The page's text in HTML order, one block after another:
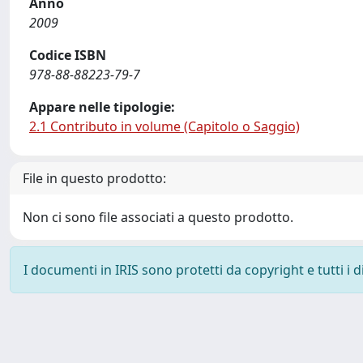
2009
Codice ISBN
978-88-88223-79-7
Appare nelle tipologie:
2.1 Contributo in volume (Capitolo o Saggio)
File in questo prodotto:
Non ci sono file associati a questo prodotto.
I documenti in IRIS sono protetti da copyright e tutti i